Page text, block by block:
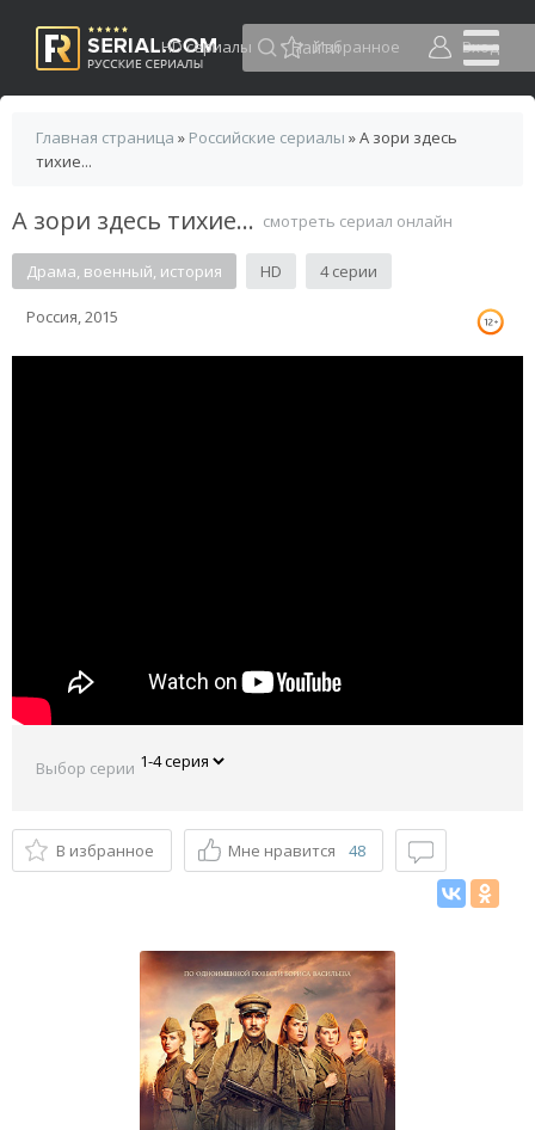
HD сериалы Избранное Вход
Главная страница » Российские сериалы » А зори здесь
тихие...
А зори здесь тихие... смотреть сериал онлайн
Драма, военный, история HD 4 серии
Россия, 2015
Выбор серии
В избранное Мне нравится 48